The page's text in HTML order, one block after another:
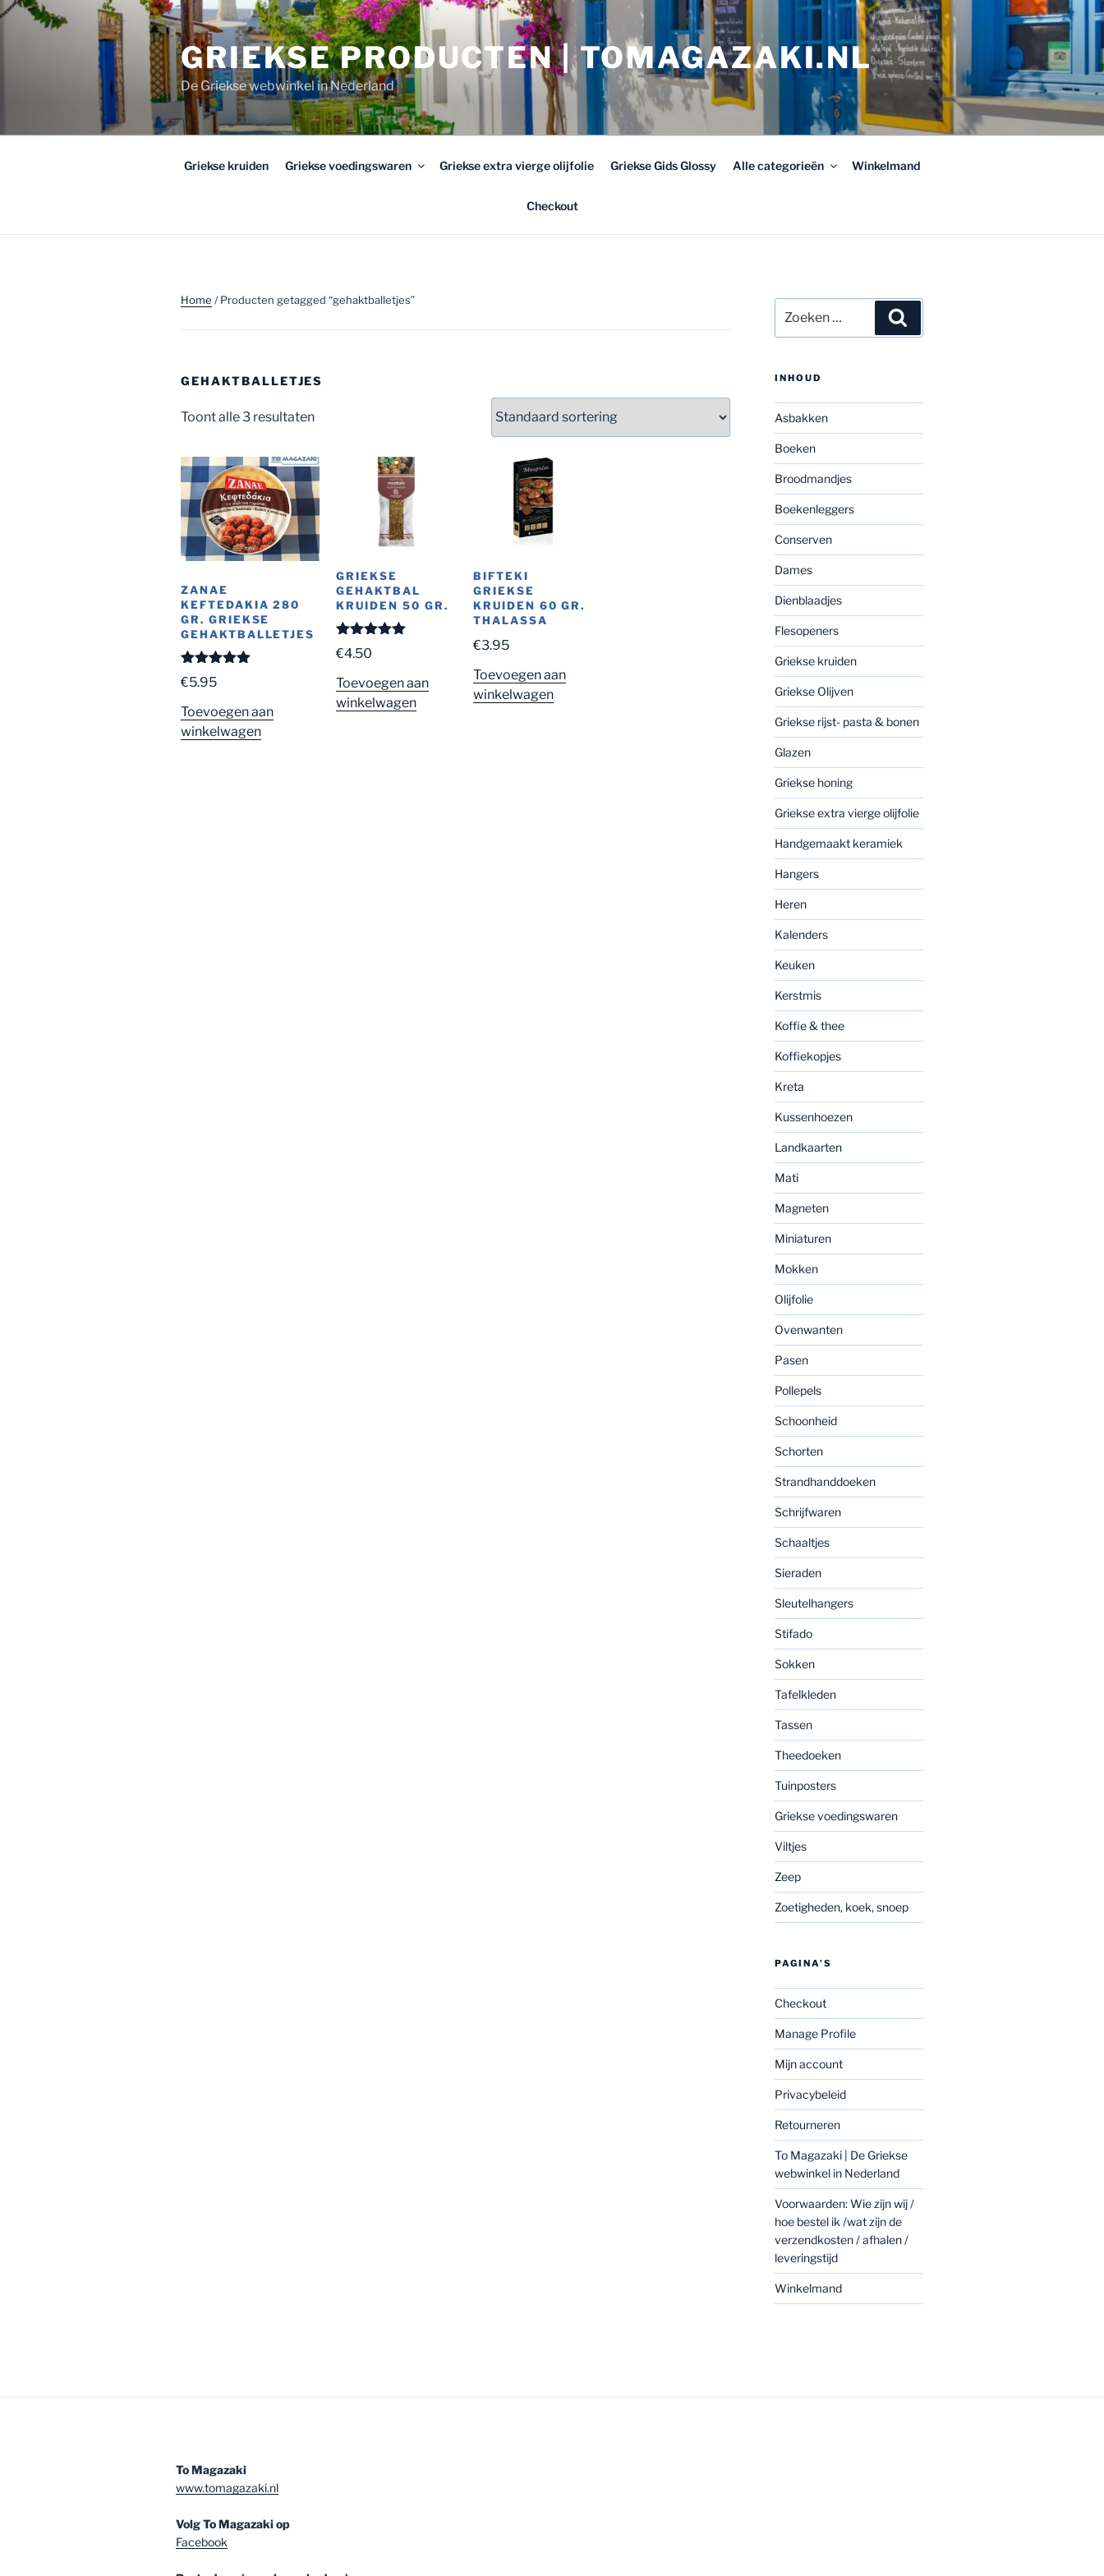
Ga
GRIEKSE PRODUCTEN | TOMAGAZAKI.NL
De Griekse webwinkel in Nederland
Griekse kruiden Griekse voedingswaren Griekse extra vierge olijfolie Griekse Gids Glossy Alle categorieën Winkelmand
Checkout
Home / Producten getagged “gehaktballetjes”
GEHAKTBALLETJES
Toont alle 3 resultaten
ZANAE
KEFTEDAKIA 280
GR. GRIEKSE
GEHAKTBALLETJES
Gewaardeerd
5.00uit 5
€5.95
Toevoegen aan
winkelwagen
GRIEKSE
GEHAKTBAL
KRUIDEN 50 GR.
Gewaardeer
d4.89
€4.50
Toevoegen aan
winkelwagen
BIFTEKI
GRIEKSE
KRUIDEN 60 GR.
THALASSA
€3.95
Toevoegen aan
winkelwagen
naar:
INHOUD
Asbakken
Boeken
Broodmandjes
Boekenleggers
Conserven
Dames
Dienblaadjes
Flesopeners
Griekse kruiden
Griekse Olijven
Griekse rijst- pasta & bonen
Glazen
Griekse honing
Griekse extra vierge olijfolie
Handgemaakt keramiek
Hangers
Heren
Kalenders
Keuken
Kerstmis
Koffie & thee
Koffiekopjes
Kreta
Kussenhoezen
Landkaarten
Mati
Magneten
Miniaturen
Mokken
Olijfolie
Ovenwanten
Pasen
Pollepels
Schoonheid
Schorten
Strandhanddoeken
Schrijfwaren
Schaaltjes
Sieraden
Sleutelhangers
Stifado
Sokken
Tafelkleden
Tassen
Theedoeken
Tuinposters
Griekse voedingswaren
Viltjes
Zeep
Zoetigheden, koek, snoep
PAGINA’S
Checkout
Manage Profile
Mijn account
Privacybeleid
Retourneren
To Magazaki | De Griekse
webwinkel in Nederland
Voorwaarden: Wie zijn wij /
hoe bestel ik /wat zijn de
verzendkosten / afhalen /
leveringstijd
Winkelmand
To Magazaki
www.tomagazaki.nl
Volg To Magazaki op
Facebook